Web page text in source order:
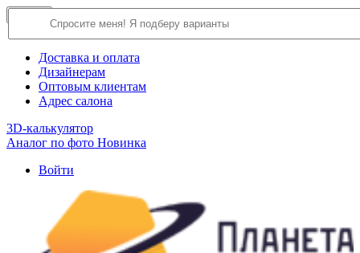
О компании
Доставка и оплата
Дизайнерам
Оптовым клиентам
Адрес салона
3D-калькулятор
Аналог по фото Новинка
Войти